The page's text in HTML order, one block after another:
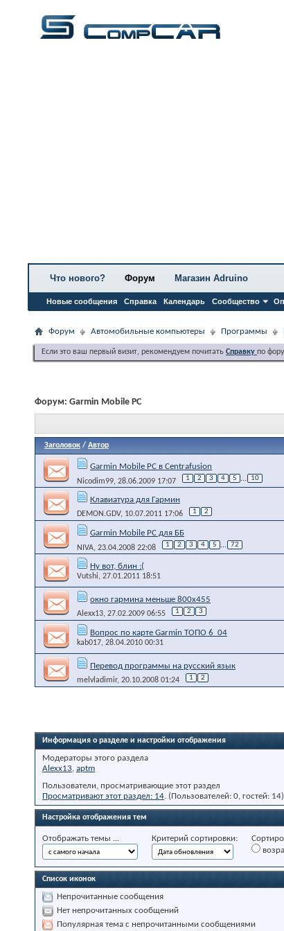
Что нового? Форум
Новые сообщения Справка Календарь Сообщество
Магазин Adruino
Форум Автомобильные компьютеры Программы
Если это ваш первый визит, рекомендуем почитать Справку по
Форум: Garmin Mobile PC
Заголовок / Автор
Garmin Mobile PC в Centrafusion
Nicodim99, 28.06.2009 17:07 1 2 3 4 5 ... 10
Клавиатура для Гармин
DEMON.GDV, 10.07.2011 17:06 1 2
Garmin Mobile PC для ББ
NIVA, 23.04.2008 22:08 1 2 3 4 5 ... 72
Ну вот, блин :(
Vutshi, 27.01.2011 18:51
окно гармина меньше 800х455
Alexx13, 27.02.2009 06:55 1 2 3
Вопрос по карте Garmin ТОПО 6_04
kab017, 28.04.2010 00:31
Перевод программы на русский язык
melvladimir, 20.10.2008 01:24 1 2
Информация о разделе и настройки отображения
Модераторы этого раздела
Alexx13, aptm
Пользователи, просматривающие этот раздел
Просматривают этот раздел: 14. (Пользователей: 0, гостей: 14)
Настройка отображения тем
Отображать темы ... Критерий сортировки:
Список иконок
Непрочитанные сообщения
Нет непрочитанных сообщений
Популярная тема с непрочитанными сообщениями